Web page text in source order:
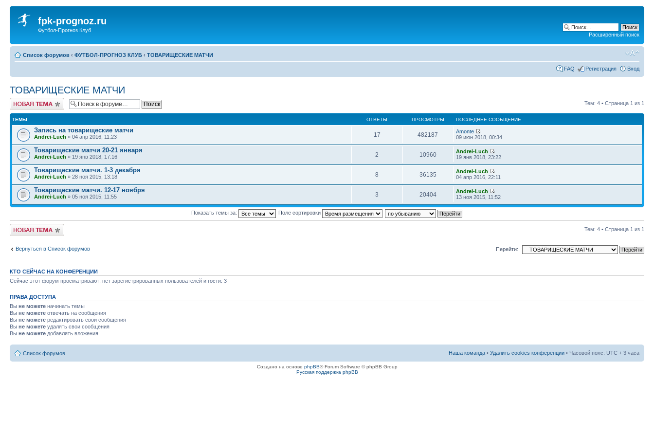
fpk-prognoz.ru
Футбол-Прогноз Клуб
Расширенный поиск
Список форумов ‹ ФУТБОЛ-ПРОГНОЗ КЛУБ ‹ ТОВАРИЩЕСКИЕ МАТЧИ
FAQ Регистрация Вход
ТОВАРИЩЕСКИЕ МАТЧИ
Новая тема Тем: 4 • Страница 1 из 1
ТЕМЫ ОТВЕТЫ ПРОСМОТРЫ ПОСЛЕДНЕЕ СООБЩЕНИЕ
Запись на товарищеские матчи
Andrei-Luch » 04 апр 2016, 11:23 17 482187
Amonte
09 июн 2018, 00:34
Товарищеские матчи 20-21 января
Andrei-Luch » 19 янв 2018, 17:16 2 10960
Andrei-Luch
19 янв 2018, 23:22
Товарищеские матчи. 1-3 декабря
Andrei-Luch » 28 ноя 2015, 13:18 8 36135
Andrei-Luch
04 апр 2016, 22:11
Товарищеские матчи. 12-17 ноября
Andrei-Luch » 05 ноя 2015, 11:55 3 20404
Andrei-Luch
13 ноя 2015, 11:52
Показать темы за: Поле сортировки
Новая тема Тем: 4 • Страница 1 из 1
Вернуться в Список форумов Перейти:
КТО СЕЙЧАС НА КОНФЕРЕНЦИИ
Сейчас этот форум просматривают: нет зарегистрированных пользователей и гости: 3
ПРАВА ДОСТУПА
Вы не можете начинать темы
Вы не можете отвечать на сообщения
Вы не можете редактировать свои сообщения
Вы не можете удалять свои сообщения
Вы не можете добавлять вложения
Список форумов Наша команда • Удалить cookies конференции • Часовой пояс: UTC + 3 часа
Создано на основе phpBB® Forum Software © phpBB Group
Русская поддержка phpBB